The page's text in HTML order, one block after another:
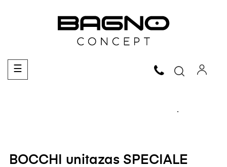
Toggle
navigation
☰
BOCCHI unitazas SPECIALE